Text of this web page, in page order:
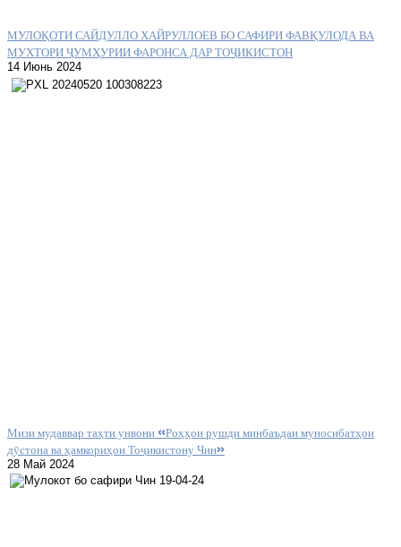
МУЛОҚОТИ САЙДУЛЛО ХАЙРУЛЛОЕВ БО САФИРИ ФАВҚУЛОДА ВА
МУХТОРИ ҶУМҲУРИИ ФАРОНСА ДАР ТОҶИКИСТОН
14 Июнь 2024
Мизи мудаввар таҳти унвони «Роҳҳои рушди минбаъдаи муносибатҳои
дӯстона ва ҳамкориҳои Тоҷикистону Чин»
28 Май 2024